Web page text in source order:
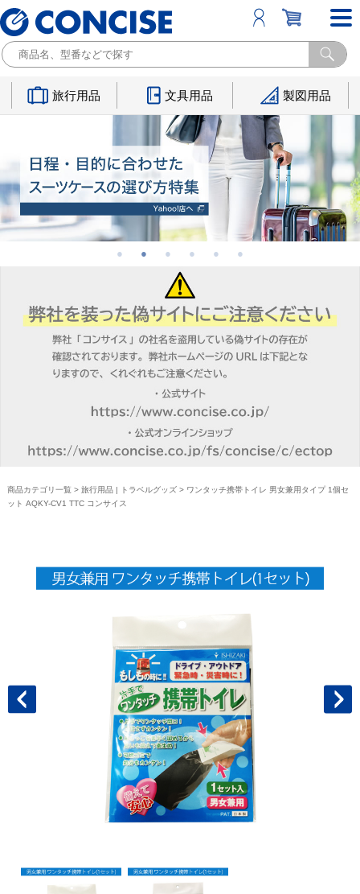
旅行用品 文具用品 製図用品
商品カテゴリ一覧 > 旅行用品 | トラベルグッズ> ワンタッチ携帯トイレ 男女兼用タイプ 1個セ
ット AQKY-CV1 TTC コンサイス